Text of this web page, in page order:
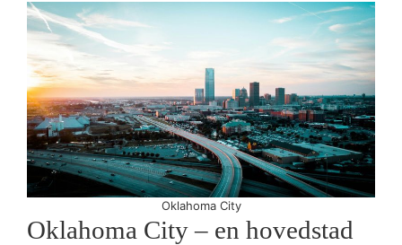
Oklahoma City
Oklahoma City – en hovedstad